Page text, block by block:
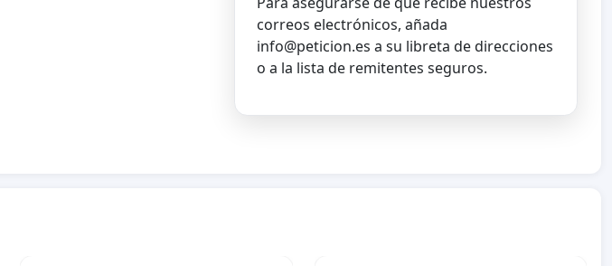
correos electrónicos, añada
info@peticion.es a su libreta de direcciones
o a la lista de remitentes seguros.